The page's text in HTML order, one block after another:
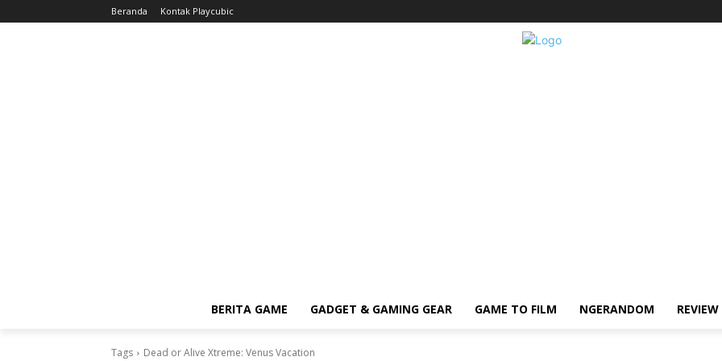
Beranda Kontak Playcubic
BERITA GAME GADGET & GAMING GEAR GAME TO FILM NGERANDOM REVIEW
Tags Dead or Alive Xtreme: Venus Vacation